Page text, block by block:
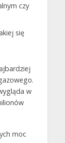
czy
się
w
moc